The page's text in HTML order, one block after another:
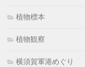
植物標本
植物観察
横須賀軍港めぐり